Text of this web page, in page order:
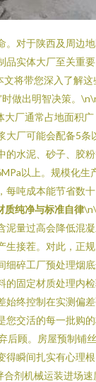
。对于陕西及周边
品实体大厂至关重
文将带您深入了解这
时做出明智决策。
大厂通常占地面积广
大厂可能会配备5条
的水泥、砂子、胶
以上。规模化生
每吨成本能节省数十
质纯净与标准自律
泥量过高会降低混
生接茬。对此，正
细碎工厂预处理烟
的固定材质处理内
始终控制在实测偏
您交活的每一批购
后顾。房屋预制铺
得瞬间扎实有心理根
合剂机械运装进场速